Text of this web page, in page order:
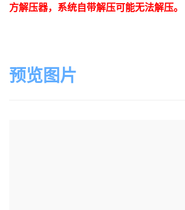
方解压器，系统自带解压可能无法解压。
预览图片